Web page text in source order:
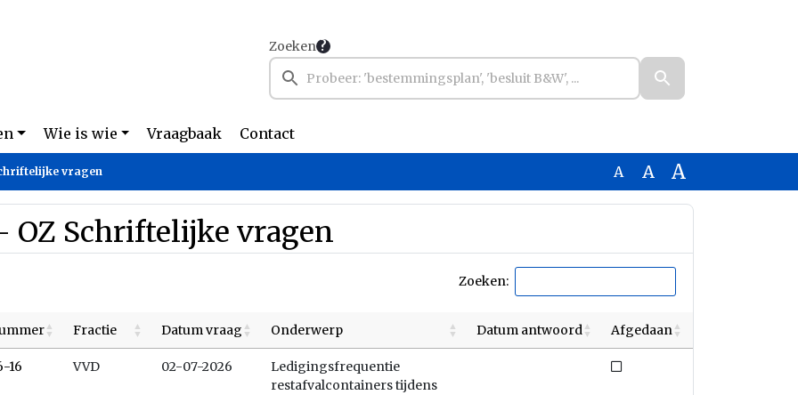
Zoeken
Wie is wie Vraagbaak Contact
vragen A A A
OZ Schriftelijke vragen
Zoeken:
Fractie Datum vraag Onderwerp Datum antwoord Afgedaan
16 VVD 02-07-2026
Ledigingsfrequentie
restafvalcontainers tijdens
Niet afgedaan